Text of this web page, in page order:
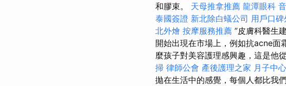
和膠束。 天母推拿推薦 龍潭眼科
泰國簽證 新北除白蟻公司 用戶口
北外燴 按摩服務推薦 ”皮膚科醫生
開始出現在市場上，例如抗acne面
麼孩子對美容護理感興趣，這是他
掃 律師公會 產後護理之家 月子中心
拋在生活中的感覺，每個人都比我